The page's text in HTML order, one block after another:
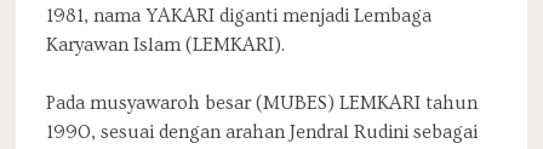
1981, nama YAKARI diganti menjadi Lembaga
Karyawan Islam (LEMKARI).
Pada musyawaroh besar (MUBES) LEMKARI tahun
1990, sesuai dengan arahan Jendral Rudini sebagai